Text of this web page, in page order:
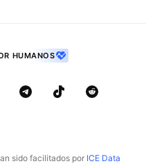
HUMANOS
sido facilitados por ICE Data